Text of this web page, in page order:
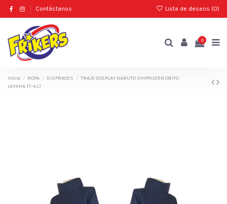
Contáctanos Lista de deseos (0)
0
Inicio ROPA DISFRACES
TRAJE COSPLAY NARUTO SHIPPUDEN OBITO
UCHIHA (T-XL)